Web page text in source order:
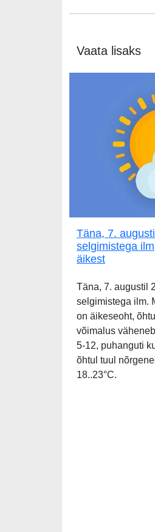
Vaata lisaks
Täna, 7.
selgimistega
äikest
Täna, 7. augustil
selgimistega ilm.
on äikeseoht,
võimalus
5-12, puhanguti
õhtul tuul
18..23°C.